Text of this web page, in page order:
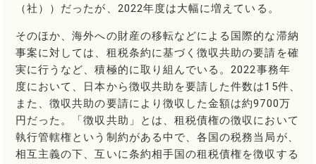
（社））だったが、2022年度は大幅に増えている。
そのほか、海外への財産の移転などによる国際的な滞納
事案に対しては、租税条約に基づく徴収共助の要請を確
実に行うなど、積極的に取り組んでいる。2022事務年
度において、日本から徴収共助を要請した件数は15件、
また、徴収共助の要請により徴収した金額は約9700万
円だった。「徴収共助」とは、租税債権の徴収において
執行管轄権という制約がある中で、各国の税務当局が、
相互主義の下、互いに条約相手国の租税債権を徴収する